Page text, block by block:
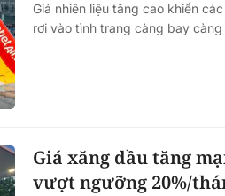
Giá nhiên liệu tăng cao khiến
rơi vào tình trạng càng bay
Giá xăng dầu tăng
vượt ngưỡng 20%/